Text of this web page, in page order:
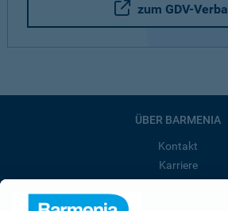
zum GDV-
ÜBER BARMENIA
Kontakt
Karriere